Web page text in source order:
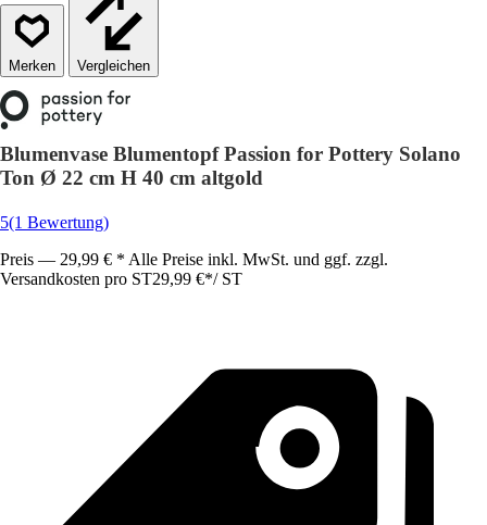
Vergleichen
Blumenvase Blumentopf Passion for Pottery Solano
Ton Ø 22 cm H 40 cm altgold
5(1 Bewertung)
Preis — 29,99 € * Alle Preise inkl. MwSt. und ggf. zzgl.
Versandkosten pro ST29,99 €*/ ST